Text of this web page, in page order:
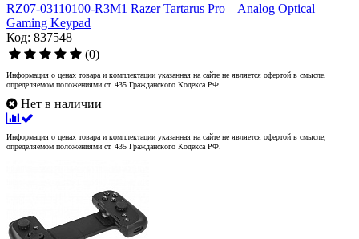
RZ07-03110100-R3M1 Razer Tartarus Pro – Analog Optical
Gaming Keypad
Код: 837548
(0)
Информация о ценах товара и комплектации указанная на сайте не является офертой в смысле,
определяемом положениями ст. 435 Гражданского Кодекса РФ.
Нет в наличии
Информация о ценах товара и комплектации указанная на сайте не является офертой в смысле,
определяемом положениями ст. 435 Гражданского Кодекса РФ.